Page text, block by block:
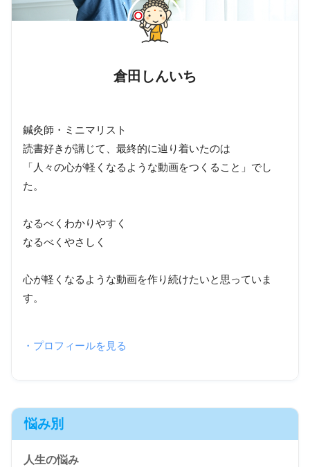
倉田しんいち
鍼灸師・ミニマリスト
読書好きが講じて、最終的に辿り着いたのは
「人々の心が軽くなるような動画をつくること」でし
た。
なるべくわかりやすく
なるべくやさしく
心が軽くなるような動画を作り続けたいと思っていま
す。
・プロフィールを見る
悩み別
人生の悩み